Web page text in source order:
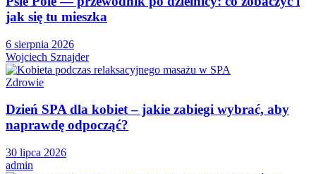
jak się tu mieszka
6 sierpnia 2026
Wojciech Sznajder
Zdrowie
Dzień SPA dla kobiet – jakie zabiegi wybrać, aby
naprawdę odpocząć?
30 lipca 2026
admin